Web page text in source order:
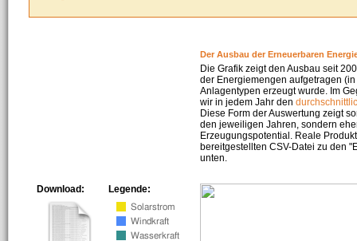
Der Ausbau der Erneuerbaren
Die Grafik zeigt den Ausbau seit
der Energiemengen aufgetragen
Anlagentypen erzeugt wurde. Im
wir in jedem Jahr den
Diese Form der Auswertung zeigt
den jeweiligen Jahren, sondern
Erzeugungspotential. Reale
bereitgestellten CSV-Datei zu den
unten.
Legende:
Download: